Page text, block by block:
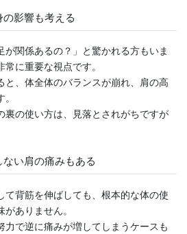
の影響も考える
が関係あるの？」と驚かれる方もいま
に重要な視点です。
と、体全体のバランスが崩れ、肩の高
裏の使い方は、見落とされがちですが
い肩の痛みもある
て背筋を伸ばしても、根本的な体の使
ありません。
力で逆に痛みが増してしまうケースも